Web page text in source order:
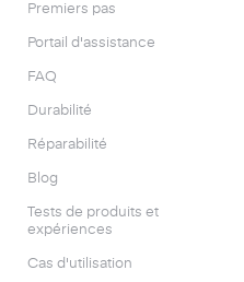
Premiers pas
Portail d'assistance
FAQ
Durabilité
Réparabilité
Blog
Tests de produits et
expériences
Cas d'utilisation